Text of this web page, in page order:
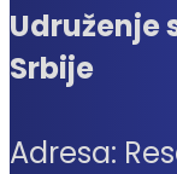
Udruženje
Srbije
Adresa: